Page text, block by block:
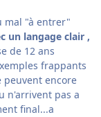
mal "à entrer"
un langage clair ,
de 12 ans
frappants
peuvent encore
n'arrivent pas a
final...a